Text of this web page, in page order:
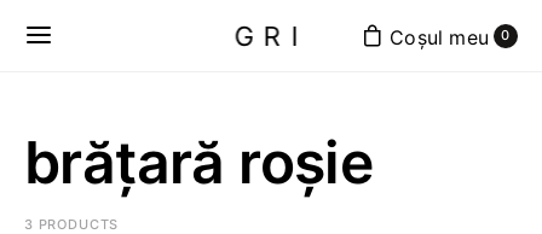
GRI 0
brățară roșie
3 PRODUCTS